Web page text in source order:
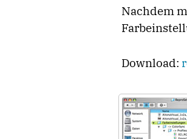
Nachdem
Download: